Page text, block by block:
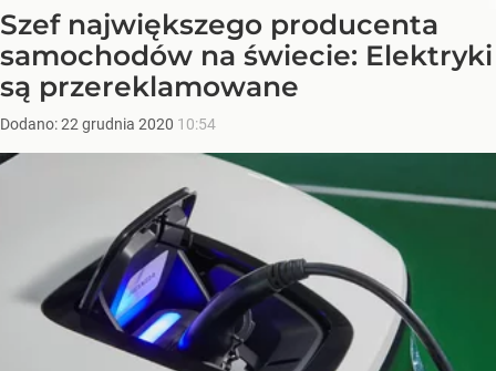
Szef największego producenta
samochodów na świecie: Elektryki
są przereklamowane
Dodano:22 grudnia 2020 10:54